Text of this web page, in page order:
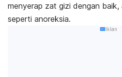
menyerap zat gizi dengan baik,
seperti anoreksia.
Iklan